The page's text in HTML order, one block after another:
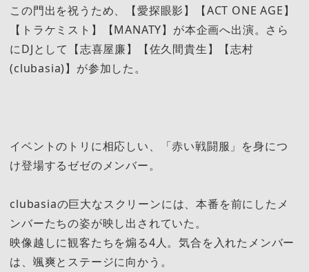
この門出を祝うため、【愛探眼影】【ACT ONE AGE】
【トラケミスト】【MANATY】が本企画へ出演。さら
にDJとして【志喜屋廉】【佐久間貴生】【志村
(clubasia)】が参加した。
イベントのトリに相応しい、「赤い戦闘服」を身につ
け登場するゼゼのメンバー。
clubasiaの巨大なスクリーンには、本番を前にしたメ
ンバーたちの姿が映し出されていた。
映像越しに観客たちを煽る4人。気合を入れたメンバー
は、颯爽とステージに向かう。